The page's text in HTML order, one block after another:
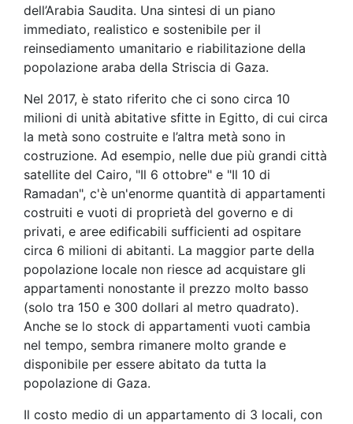
dell’Arabia Saudita. Una sintesi di un piano
immediato, realistico e sostenibile per il
reinsediamento umanitario e riabilitazione della
popolazione araba della Striscia di Gaza.
Nel 2017, è stato riferito che ci sono circa 10
milioni di unità abitative sfitte in Egitto, di cui circa
la metà sono costruite e l’altra metà sono in
costruzione. Ad esempio, nelle due più grandi città
satellite del Cairo, "Il 6 ottobre" e "Il 10 di
Ramadan", c'è un'enorme quantità di appartamenti
costruiti e vuoti di proprietà del governo e di
privati, ​​e aree edificabili sufficienti ad ospitare
circa 6 milioni di abitanti. La maggior parte della
popolazione locale non riesce ad acquistare gli
appartamenti nonostante il prezzo molto basso
(solo tra 150 e 300 dollari al metro quadrato).
Anche se lo stock di appartamenti vuoti cambia
nel tempo, sembra rimanere molto grande e
disponibile per essere abitato da tutta la
popolazione di Gaza.
Il costo medio di un appartamento di 3 locali, con